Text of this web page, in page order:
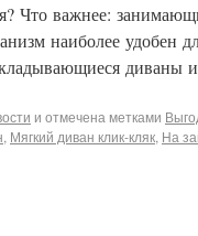
? Что важнее:
наиболее удобен
диваны и
и отмечена метками
, Мягкий диван клик-кляк, На